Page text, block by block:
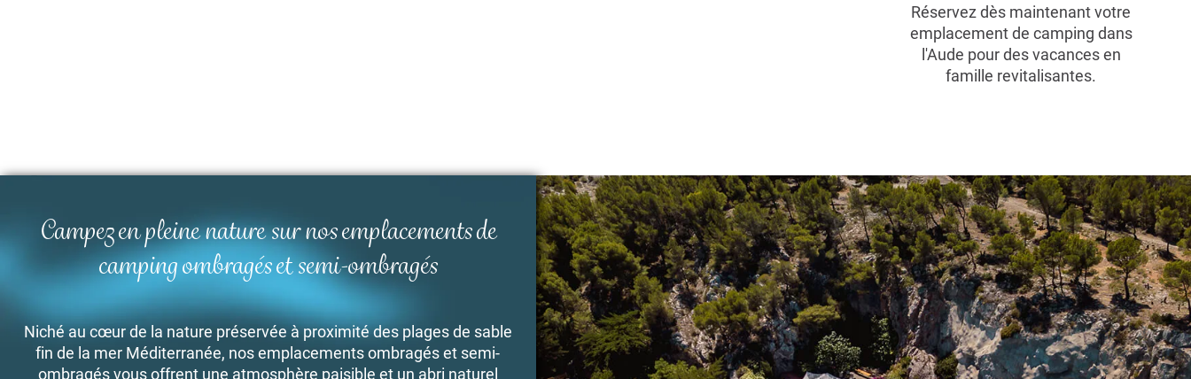
Réservez dès maintenant votre
emplacement de camping dans
l'Aude pour des vacances en
famille revitalisantes.
Campez en pleine nature sur nos emplacements de
camping ombragés et semi-ombragés
Niché au cœur de la nature préservée à proximité des plages de sable
fin de la mer Méditerranée, nos emplacements ombragés et semi-
ombragés vous offrent une atmosphère paisible et un abri naturel